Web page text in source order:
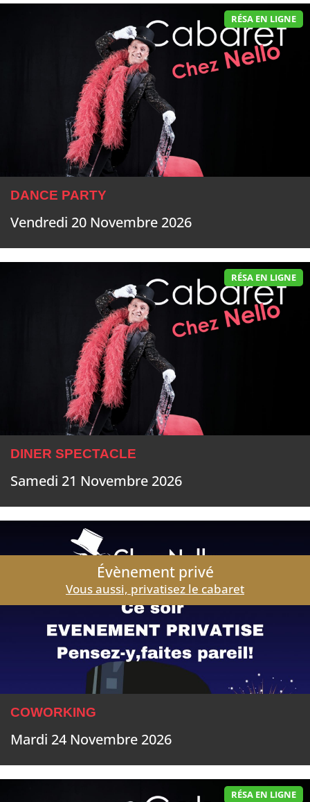
RÉSA EN LIGNE
DANCE PARTY
Vendredi 20 Novembre 2026
RÉSA EN LIGNE
DINER SPECTACLE
Samedi 21 Novembre 2026
Évènement privé
Vous aussi, privatisez le cabaret
COWORKING
Mardi 24 Novembre 2026
RÉSA EN LIGNE